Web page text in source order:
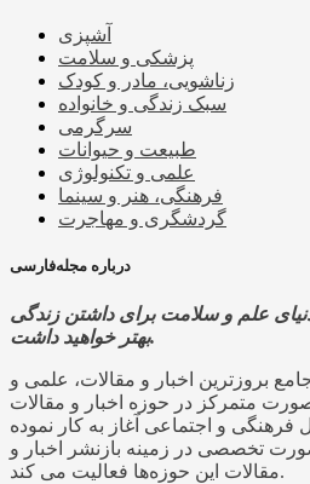
آشپزی
پزشکی و سلامت
زناشویی، مادر و کودک
سبک زندگی و خانواده
سرگرمی
طبیعت و حیوانات
علمی و تکنولوژی
فرهنگی، هنر و سینما
گردشگری و مهاجرت
درباره مجله‌فارسی
علم و سلامت برای داشتن زندگی
بهتر خواهید داشت.
بروزترین اخبار و مقالات، علمی و
از سال ۱۳۹۵ به صورت متمرکز در حوزه اخبار و مقالات
و اجتماعی آغاز به کار نموده
تخصصی در زمینه بازنشر اخبار و
مقالات این حوزه‌ها فعالیت می کند.